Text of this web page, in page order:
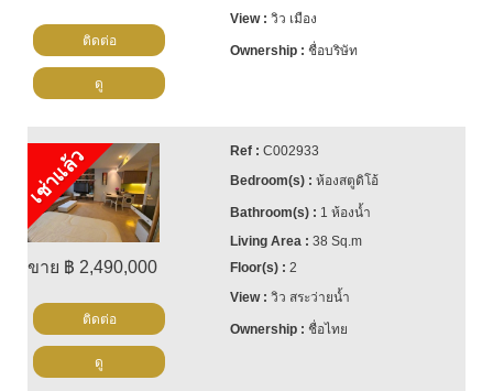
วิว เมือง
ชื่อบริษัท
ติดต่อ
ดู
เช่าแล้ว
ขาย ฿ 2,490,000
C002933
ห้องสตูดิโอ้
1 ห้องน้ำ
38 Sq.m
2
วิว สระว่ายน้ำ
ชื่อไทย
ติดต่อ
ดู